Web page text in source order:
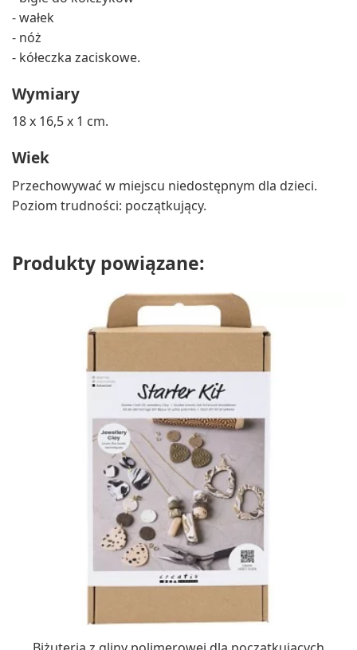
- wałek
- nóż
- kółeczka zaciskowe.
Wymiary
18 x 16,5 x 1 cm.
Wiek
Przechowywać w miejscu niedostępnym dla dzieci.
Poziom trudności: początkujący.
Produkty powiązane: